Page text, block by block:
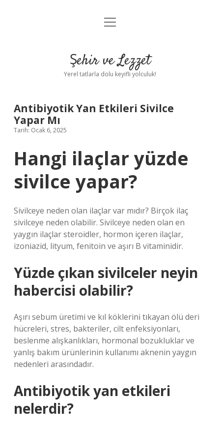
Anasayfa
Yasal Uyarı
menüyü
Şehir ve Lezzet
Yerel tatlarla dolu keyifli yolculuk!
Antibiyotik Yan Etkileri Sivilce
Yapar Mı
Tarih: Ocak 6, 2025
Hangi ilaçlar yüzde
sivilce yapar?
Sivilceye neden olan ilaçlar var mıdır? Birçok ilaç
sivilceye neden olabilir. Sivilceye neden olan en
yaygın ilaçlar steroidler, hormon içeren ilaçlar,
izoniazid, lityum, fenitoin ve aşırı B vitaminidir.
Yüzde çıkan sivilceler neyin
habercisi olabilir?
Aşırı sebum üretimi ve kıl köklerini tıkayan ölü deri
hücreleri, stres, bakteriler, cilt enfeksiyonları,
beslenme alışkanlıkları, hormonal bozukluklar ve
yanlış bakım ürünlerinin kullanımı aknenin yaygın
nedenleri arasındadır.
Antibiyotik yan etkileri
nelerdir?